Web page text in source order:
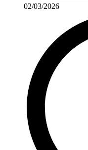
02/03/2026